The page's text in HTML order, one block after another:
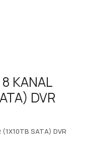
KANAL
DVR
(1X10TB SATA) DVR